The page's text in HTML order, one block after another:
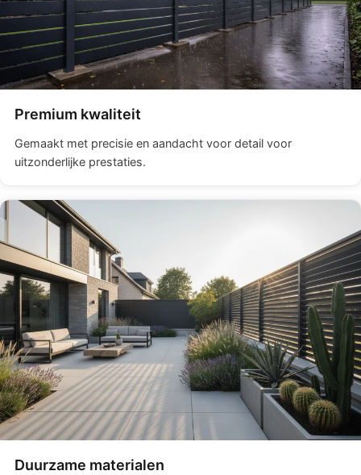
Premium kwaliteit
Gemaakt met precisie en aandacht voor detail voor
uitzonderlijke prestaties.
Duurzame materialen